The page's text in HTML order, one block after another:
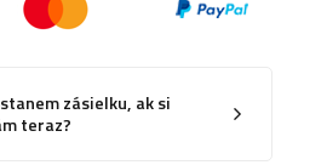
zásielku, ak si
teraz?